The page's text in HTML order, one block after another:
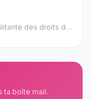
Actrice américaine, réalisatrice et militante des droits de l'homme
ta boîte mail.